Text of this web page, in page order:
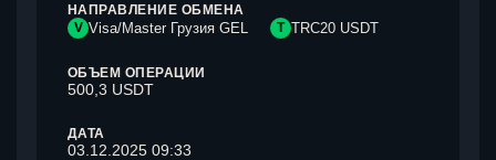
НАПРАВЛЕНИЕ ОБМЕНА
V Visa/Master Грузия GEL T TRC20 USDT
ОБЪЕМ ОПЕРАЦИИ
500,3 USDT
ДАТА
03.12.2025 09:33